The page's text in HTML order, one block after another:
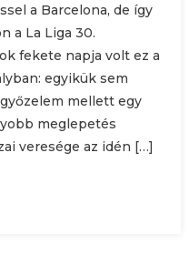
a Barcelona, de így
a La Liga 30.
fekete napja volt ez a
egyikük sem
mellett egy
meglepetés
veresége az idén […]